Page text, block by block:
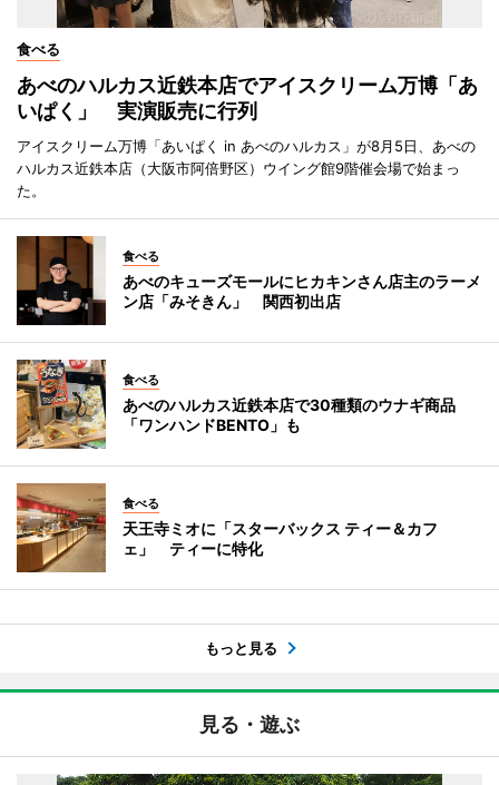
食べる
あべのハルカス近鉄本店でアイスクリーム万博「あ
いぱく」 実演販売に行列
アイスクリーム万博「あいぱく in あべのハルカス」が8月5日、あべの
ハルカス近鉄本店（大阪市阿倍野区）ウイング館9階催会場で始まっ
た。
食べる
あべのキューズモールにヒカキンさん店主のラーメ
ン店「みそきん」 関西初出店
食べる
あべのハルカス近鉄本店で30種類のウナギ商品
「ワンハンドBENTO」も
食べる
天王寺ミオに「スターバックス ティー＆カフ
ェ」 ティーに特化
もっと見る
見る・遊ぶ